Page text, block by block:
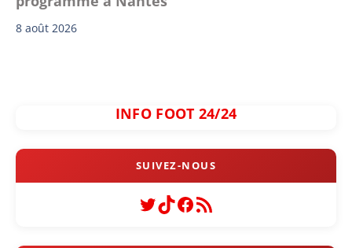
8 août 2026
INFO FOOT 24/24
Twitter
TikTok
Facebook
Flux RSS